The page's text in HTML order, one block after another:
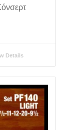
Details